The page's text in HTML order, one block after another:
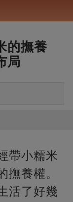
的撫養
局
帶小糯米
撫養權。
活了好幾